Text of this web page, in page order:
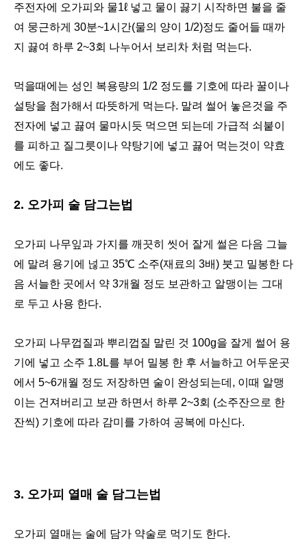
주전자에 오가피와 물1ℓ 넣고 물이 끓기 시작하면 불을 줄
여 뭉근하게 30분~1시간(물의 양이 1/2)정도 줄어들 때까
지 끓여 하루 2~3회 나누어서 보리차 처럼 먹는다.
먹을때에는 성인 복용량의 1/2 정도를 기호에 따라 꿀이나
설탕을 첨가해서 따뜻하게 먹는다. 말려 썰어 놓은것을 주
전자에 넣고 끓여 물마시듯 먹으면 되는데 가급적 쇠붙이
를 피하고 질그릇이나 약탕기에 넣고 끓어 먹는것이 약효
에도 좋다.
2. 오가피 술 담그는법
오가피 나무잎과 가지를 깨끗히 씻어 잘게 썰은 다음 그늘
에 말려 용기에 넎고 35℃ 소주(재료의 3배) 붓고 밀봉한 다
음 서늘한 곳에서 약 3개월 정도 보관하고 알맹이는 그대
로 두고 사용 한다.
오가피 나무껍질과 뿌리껍질 말린 것 100g을 잘게 썰어 용
기에 넣고 소주 1.8L를 부어 밀봉 한 후 서늘하고 어두운곳
에서 5~6개월 정도 저장하면 술이 완성되는데, 이때 알맹
이는 건져버리고 보관 하면서 하루 2~3회 (소주잔으로 한
잔씩) 기호에 따라 감미를 가하여 공복에 마신다.
3. 오가피 열매 술 담그는법
오가피 열매는 술에 담가 약술로 먹기도 한다.